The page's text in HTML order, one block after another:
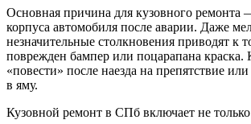
Основная причина для кузовного ремонта
корпуса автомобиля после аварии. Даже
незначительные столкновения приводят к
поврежден бампер или поцарапана краска.
«повести» после наезда на препятствие
в яму.
Кузовной ремонт в СПб включает не только